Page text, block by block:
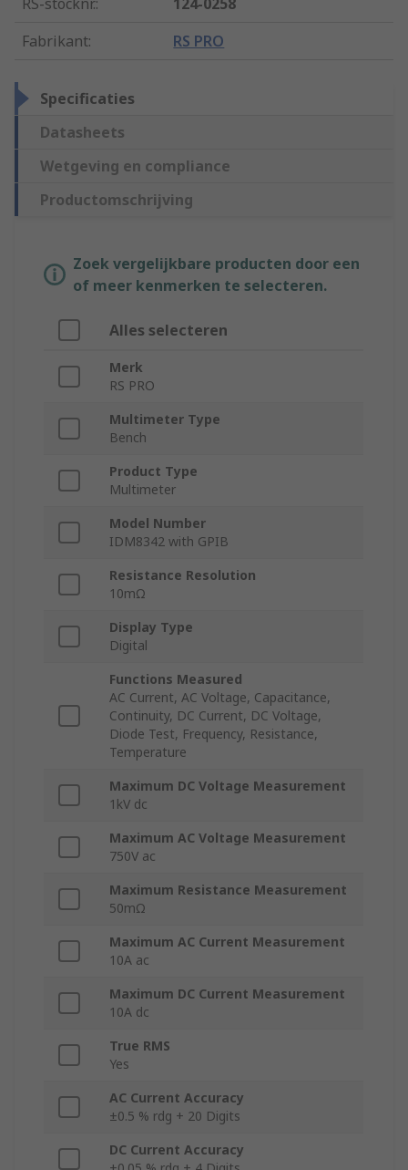
RS-stocknr.:
124-0258
Fabrikant: RS PRO
Specificaties
Datasheets
Wetgeving en compliance
Productomschrijving
Zoek vergelijkbare producten door een
of meer kenmerken te selecteren.
Alles selecteren
Merk
RS PRO
Multimeter Type
Bench
Product Type
Multimeter
Model Number
IDM8342 with GPIB
Resistance Resolution
10mΩ
Display Type
Digital
Functions Measured
AC Current, AC Voltage, Capacitance,
Continuity, DC Current, DC Voltage,
Diode Test, Frequency, Resistance,
Temperature
Maximum DC Voltage Measurement
1kV dc
Maximum AC Voltage Measurement
750V ac
Maximum Resistance Measurement
50mΩ
Maximum AC Current Measurement
10A ac
Maximum DC Current Measurement
10A dc
True RMS
Yes
AC Current Accuracy
±0.5 % rdg + 20 Digits
DC Current Accuracy